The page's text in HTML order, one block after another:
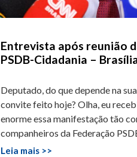
Entrevista após reunião
PSDB-Cidadania –
Deputado, do que depende na
convite feito hoje? Olha, eu
enorme essa manifestação tão
companheiros da Federação
Leia mais >>